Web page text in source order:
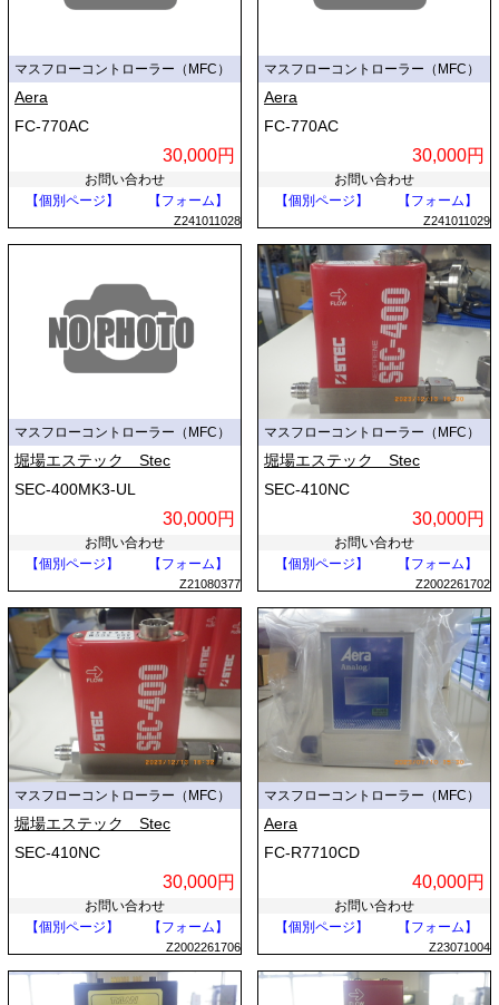
マスフローコントローラー（MFC）
Aera
FC-770AC
30,000円
お問い合わせ
【個別ページ】
【フォーム】
Z241011028
マスフローコントローラー（MFC）
Aera
FC-770AC
30,000円
お問い合わせ
【個別ページ】
【フォーム】
Z241011029
マスフローコントローラー（MFC）
堀場エステック Stec
SEC-400MK3-UL
30,000円
お問い合わせ
【個別ページ】
【フォーム】
Z21080377
マスフローコントローラー（MFC）
堀場エステック Stec
SEC-410NC
30,000円
お問い合わせ
【個別ページ】
【フォーム】
Z2002261702
マスフローコントローラー（MFC）
堀場エステック Stec
SEC-410NC
30,000円
お問い合わせ
【個別ページ】
【フォーム】
Z2002261706
マスフローコントローラー（MFC）
Aera
FC-R7710CD
40,000円
お問い合わせ
【個別ページ】
【フォーム】
Z23071004